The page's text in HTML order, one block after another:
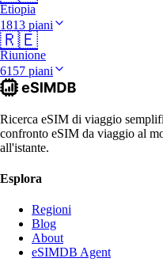
Etiopia
1813 piani
🇷🇪
Riunione
6157 piani
Ricerca eSIM di viaggio
confronto eSIM da viaggio al
all'istante.
Esplora
Regioni
Blog
About
eSIMDB Agent